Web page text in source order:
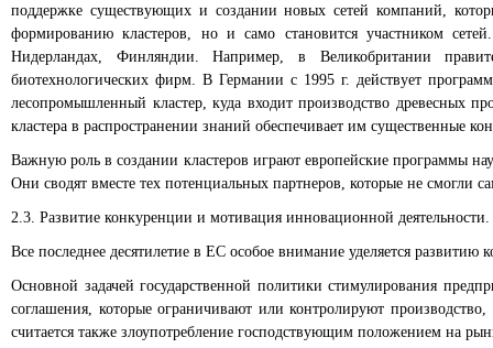
поддержке существующих и создании новых сетей компаний,
формированию кластеров, но и само становится участником
Нидерландах, Финляндии. Например, в Великобритании
биотехнологических фирм. В Германии с 1995 г. действует
лесопромышленный кластер, куда входит производство древесных
кластера в распространении знаний обеспечивает им существенные
Важную роль в создании кластеров играют европейские программы
Они сводят вместе тех потенциальных партнеров, которые не смогли
2.3. Развитие конкуренции и мотивация инновационной деятельности.
Все последнее десятилетие в ЕС особое внимание уделяется
Основной задачей государственной политики стимулирования
соглашения, которые ограничивают или контролируют
считается также злоупотребление господствующим положением на